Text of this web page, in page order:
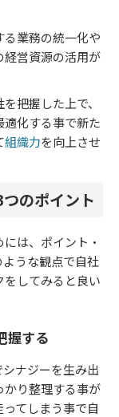
る業務の統一化や
経営資源の活用が
把握した上で、
適化する事で新た
組織力を向上させ
のポイント
は、ポイント・
うな観点で自社
してみると良い
握する
ナジーを生み出
かり整理する事が
てしまう事で自